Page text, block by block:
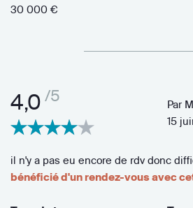
30 000 €
4,0 /5 Par
15
il n'y a pas eu encore de rdv donc
bénéficié d'un rendez-vous avec